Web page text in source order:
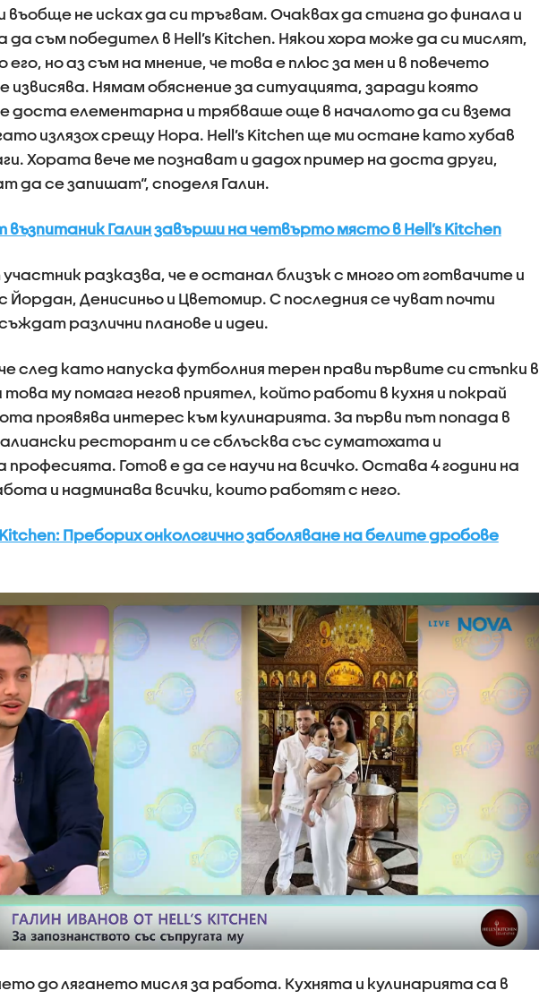
не исках да си тръгвам. Очаквах да стигна до финала и
да съм победител в Hell’s Kitchen. Някои хора може да си мислят,
его, но аз съм на мнение, че това е плюс за мен и в повечето
извисява. Нямам обяснение за ситуацията, заради която
доста елементарна и трябваше още в началото да си взема
излязох срещу Нора. Hell’s Kitchen ще ми остане като хубав
Хората вече ме познават и дадох пример на доста други,
да се запишат“, споделя Галин.
Галин завърши на четвърто място в Hell’s Kitchen
разказва, че е останал близък с много от готвачите и
Йордан, Денисиньо и Цветомир. С последния се чуват почти
различни планове и идеи.
след като напуска футболния терен прави първите си стъпки в
му помага негов приятел, който работи в кухня и покрай
проявява интерес към кулинарията. За първи път попада в
ресторант и се сблъсква със суматохата и
професията. Готов е да се научи на всичко. Остава 4 години на
и надминава всички, които работят с него.
Kitchen: Преборих онкологично заболяване на белите дробове
до лягането мисля за работа. Кухнята и кулинарията са в